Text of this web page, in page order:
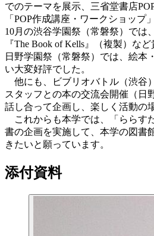
でのテーマを展示、三省堂書店
「POP作成講座・ワークショップ
10月の渋谷学園祭（常磐祭）では
『The Book of Kells』（複製）な
日野学園祭（常磐祭）では、絵本
い大変好評でした。
他にも、ビブリオバトル（渋谷
スタッフとの本の交流会開催（日
話し合って企画し、楽しく活動の
これからも本学では、「ららす
書の企画を実施して、本学の図書
きたいと願っています。
添付資料